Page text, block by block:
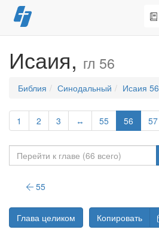
Перейти
к
Исаия, гл 56
Библия Синодальный Исаия 56
1 2 3 ↔ 55 56 57
55
Глава целиком Копировать